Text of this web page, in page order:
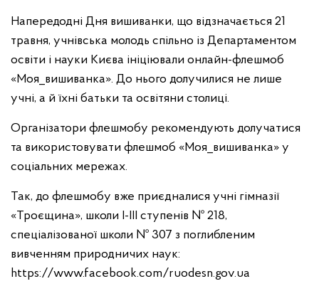
Напередодні Дня вишиванки, що відзначається 21
травня, учнівська молодь спільно із Департаментом
освіти і науки Києва ініціювали онлайн-флешмоб
«Моя_вишиванка». До нього долучилися не лише
учні, а й їхні батьки та освітяни столиці.
Організатори флешмобу рекомендують долучатися
та використовувати флешмоб «Моя_вишиванка» у
соціальних мережах.
Так, до флешмобу вже приєдналися учні гімназії
«Троєщина», школи І-ІІІ ступенів № 218,
спеціалізованої школи № 307 з поглибленим
вивченням природничих наук:
https://www.facebook.com/ruodesn.gov.ua